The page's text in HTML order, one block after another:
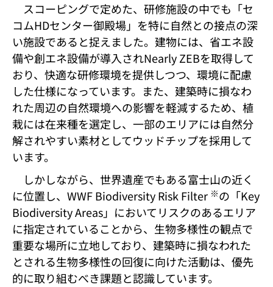
スコーピングで定めた、研修施設の中でも「セ
コムHDセンター御殿場」を特に自然との接点の深
い施設であると捉えました。建物には、省エネ設
備や創エネ設備が導入されNearly ZEBを取得して
おり、快適な研修環境を提供しつつ、環境に配慮
した仕様になっています。また、建築時に損なわ
れた周辺の自然環境への影響を軽減するため、植
栽には在来種を選定し、一部のエリアには自然分
解されやすい素材としてウッドチップを採用して
います。
しかしながら、世界遺産でもある富士山の近く
に位置し、WWF Biodiversity Risk Filter ※の「Key
Biodiversity Areas」においてリスクのあるエリア
に指定されていることから、生物多様性の観点で
重要な場所に立地しており、建築時に損なわれた
とされる生物多様性の回復に向けた活動は、優先
的に取り組むべき課題と認識しています。